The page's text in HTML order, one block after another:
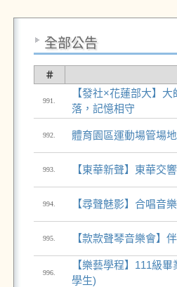
全部公告
＃
991.
【發社×花蓮部大】
落，記憶相守
992. 體育園區運動場管場
993. 【東華新聲】東華交
994. 【尋聲魅影】合唱音
995. 【款款聲琴音樂會】
996.
【樂藝學程】111級
學生)